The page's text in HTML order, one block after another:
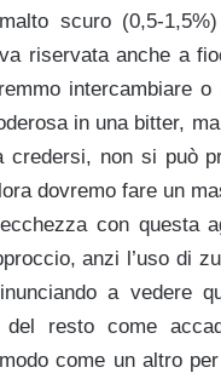
scuro (0,5-
riservata anche a
intercambiare
in una bitter,
credersi, non si può
dovremo fare un
con questa
anzi l’uso di
a vedere
del resto come
come un altro